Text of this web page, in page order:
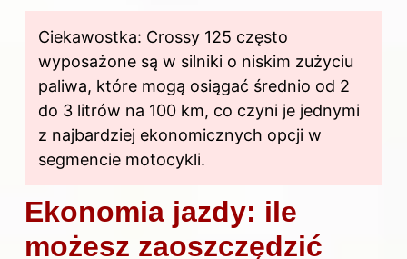
Ciekawostka: Crossy 125 często
wyposażone są w silniki o niskim zużyciu
paliwa, które mogą osiągać średnio od 2
do 3 litrów na 100 km, co czyni je jednymi
z najbardziej ekonomicznych opcji w
segmencie motocykli.
Ekonomia jazdy: ile
możesz zaoszczędzić